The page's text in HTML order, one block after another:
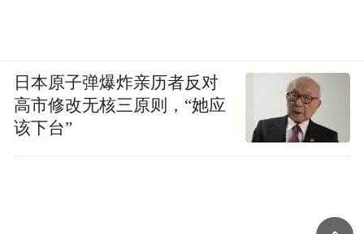
日本原子弹爆炸亲历者反对
高市修改无核三原则，“她应
该下台”